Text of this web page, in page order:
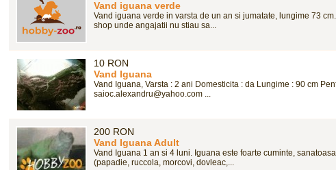
Vand iguana verde
Vand iguana verde in varsta de un an si jumatate, lungime 73
shop unde angajatii nu stiau sa...
10 RON
Vand Iguana
Vand Iguana, Varsta : 2 ani Domesticita : da Lungime : 90 cm
saioc.alexandru@yahoo.com ...
200 RON
Vand Iguana Adult
Vand Iguana 1 an si 4 luni. Iguana este foarte cuminte,
(papadie, ruccola, morcovi, dovleac,...